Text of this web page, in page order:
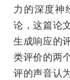
力的深度神
论，这篇论
生成响应的
类评价的两
评的声音认